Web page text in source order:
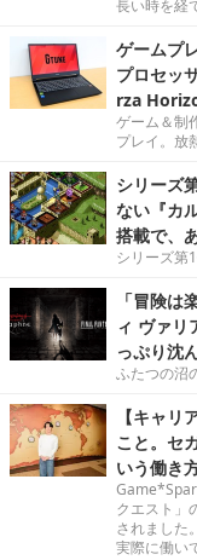
長い時を経
ゲームプ
プロセッ
rza
ゲーム＆制
プレイ。放
シリーズ
ない『カ
搭載で、
シリーズ第
「冒険は
ィ ヴァリ
っぷり沈
ふたつの沼
【キャリ
こと。セ
いう働き
クエスト」
されました
実際に働い